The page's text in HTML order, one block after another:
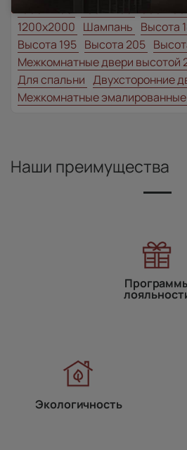
1200x2000 Шампань Высота
Высота 195 Высота 205
Межкомнатные двери высотой
Для спальни Двухсторонние
Межкомнатные
Наши преимущества
Экологичность